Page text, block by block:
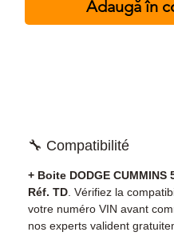
Adaugă în
🔧 Compatibilité
+ Boite DODGE CUMMINS
Réf. TD . Vérifiez la
votre numéro VIN avant
nos experts valident